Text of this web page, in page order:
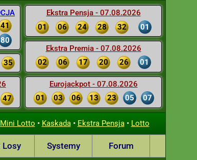
41
80
35
47
Ekstra Pensja - 07.08.2026
01
06 24 28 32 01
Ekstra Premia - 07.08.2026
02
06 17 20 26 01
Eurojackpot - 07.08.2026
01
03 06 13 23 05 07
Mini Lotto • Kaskada• Ekstra Pensja• Lotto
Losy Systemy Forum